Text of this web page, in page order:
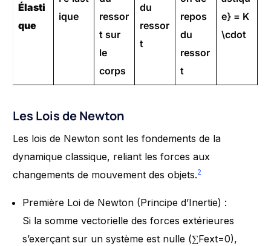
Élasti
que
ique​
ressor
t sur
le
corps
du
ressor
t
repos
du
ressor
t
e} = K
\cdot
Les Lois de Newton
Les lois de Newton sont les fondements de la
dynamique classique, reliant les forces aux
changements de mouvement des objets.2
Première Loi de Newton (Principe d’Inertie) :
Si la somme vectorielle des forces extérieures
s’exerçant sur un système est nulle (∑Fext​=0),